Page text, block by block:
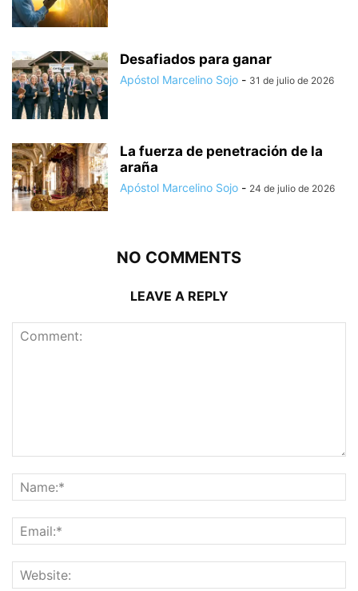
Desafiados para ganar
Apóstol Marcelino Sojo - 31 de julio de 2026
La fuerza de penetración de la
araña
Apóstol Marcelino Sojo - 24 de julio de 2026
NO COMMENTS
LEAVE A REPLY